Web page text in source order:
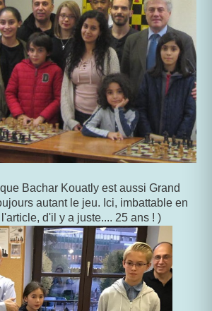
Bachar Kouatly est aussi Grand
autant le jeu. Ici, imbattable en
d'il y a juste.... 25 ans ! )